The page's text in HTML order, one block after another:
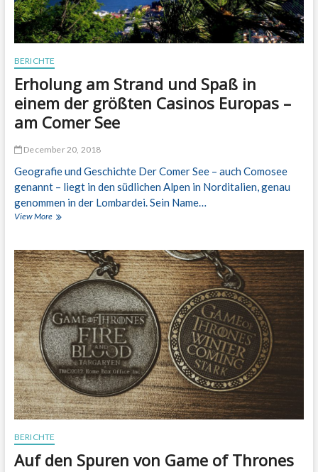
n
–
w
i
e
m
a
e
s
n
u
r
a
i
c
h
t
i
g
m
a
c
h
t
BERICHTE
Erholung am Strand und Spaß in
einem der größten Casinos Europas –
am Comer See
December 20, 2018
Geografie und Geschichte Der Comer See – auch Comosee
genannt – liegt in den südlichen Alpen in Norditalien, genau
genommen in der Lombardei. Sein Name…
View MoreE
o
l
u
n
g
a
m
S
t
r
a
n
d
u
n
d
S
BERICHTE
Auf den Spuren von Game of Thrones